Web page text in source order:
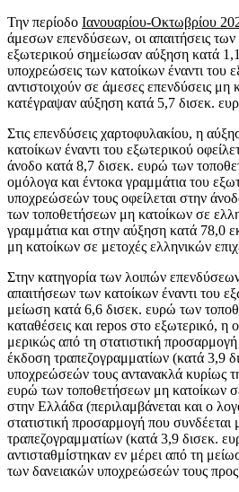
Την περίοδο Ιανουαρίου-Οκτωβρίου
άμεσων επενδύσεων, οι απαιτήσεις των
εξωτερικού σημείωσαν αύξηση κατά
υποχρεώσεις των κατοίκων έναντι του
αντιστοιχούν σε άμεσες επενδύσεις
κατέγραψαν αύξηση κατά 5,7 δισεκ.
Στις επενδύσεις χαρτοφυλακίου, η
κατοίκων έναντι του εξωτερικού
άνοδο κατά 8,7 δισεκ. ευρώ των
ομόλογα και έντοκα γραμμάτια του
υποχρεώσεών τους οφείλεται στην
των τοποθετήσεων μη κατοίκων σε
γραμμάτια και στην αύξηση κατά 78,0
μη κατοίκων σε μετοχές ελληνικών
Στην κατηγορία των λοιπών
απαιτήσεων των κατοίκων έναντι του
μείωση κατά 6,6 δισεκ. ευρώ των
καταθέσεις και repos στο εξωτερικό, η
μερικώς από τη στατιστική
έκδοση τραπεζογραμματίων (κατά 3,9
υποχρεώσεών τους αντανακλά κυρίως
ευρώ των τοποθετήσεων μη κατοίκων
στην Ελλάδα (περιλαμβάνεται και ο
στατιστική προσαρμογή που συνδέεται
τραπεζογραμματίων (κατά 3,9 δισεκ.
αντισταθμίστηκαν εν μέρει από τη
των δανειακών υποχρεώσεών τους προς